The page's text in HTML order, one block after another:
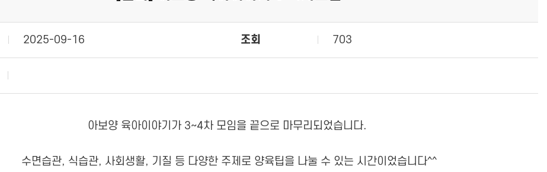
2025-09-16 조회 703
아보양 육아이야기가 3~4차 모임을 끝으로 마무리되었습니다.
수면습관, 식습관, 사회생활, 기질 등 다양한 주제로 양육팁을 나눌 수 있는 시간이었습니다^^